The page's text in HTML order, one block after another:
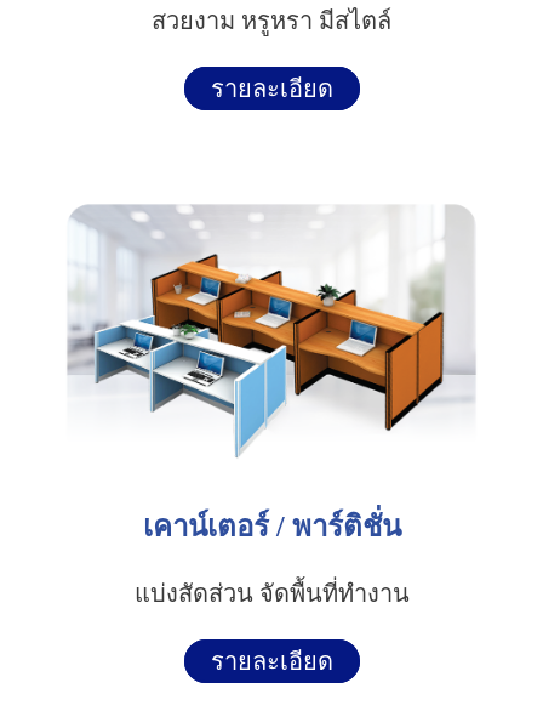
สวยงาม หรูหรา มีสไตล์
รายละเอียด
เคาน์เตอร์ / พาร์ติชั่น
แบ่งสัดส่วน จัดพื้นที่ทำงาน
รายละเอียด